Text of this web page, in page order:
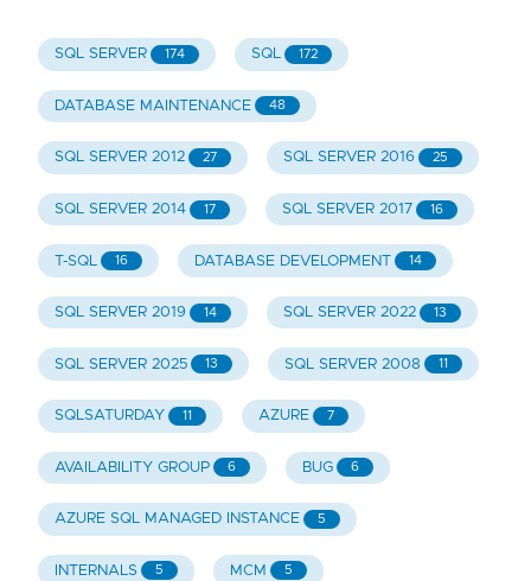
SQL SERVER 174 SQL 172
DATABASE MAINTENANCE 48
SQL SERVER 2012 27 SQL SERVER 2016 25
SQL SERVER 2014 17 SQL SERVER 2017 16
T-SQL 16 DATABASE DEVELOPMENT 14
SQL SERVER 2019 14 SQL SERVER 2022 13
SQL SERVER 2025 13 SQL SERVER 2008 11
SQLSATURDAY 11 AZURE 7
AVAILABILITY GROUP 6 BUG 6
AZURE SQL MANAGED INSTANCE 5
INTERNALS 5 MCM 5